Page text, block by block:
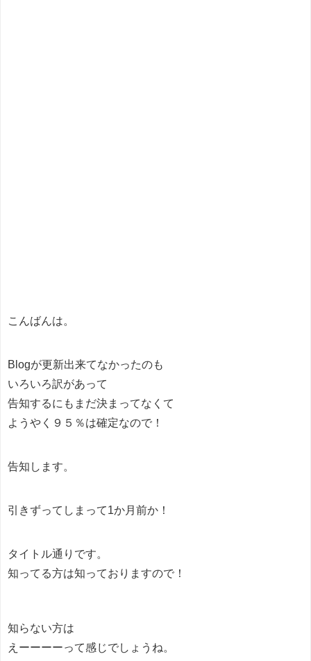
こんばんは。
Blogが更新出来てなかったのも
いろいろ訳があって
告知するにもまだ決まってなくて
ようやく９５％は確定なので！
告知します。
引きずってしまって1か月前か！
タイトル通りです。
知ってる方は知っておりますので！
知らない方は
えーーーーって感じでしょうね。